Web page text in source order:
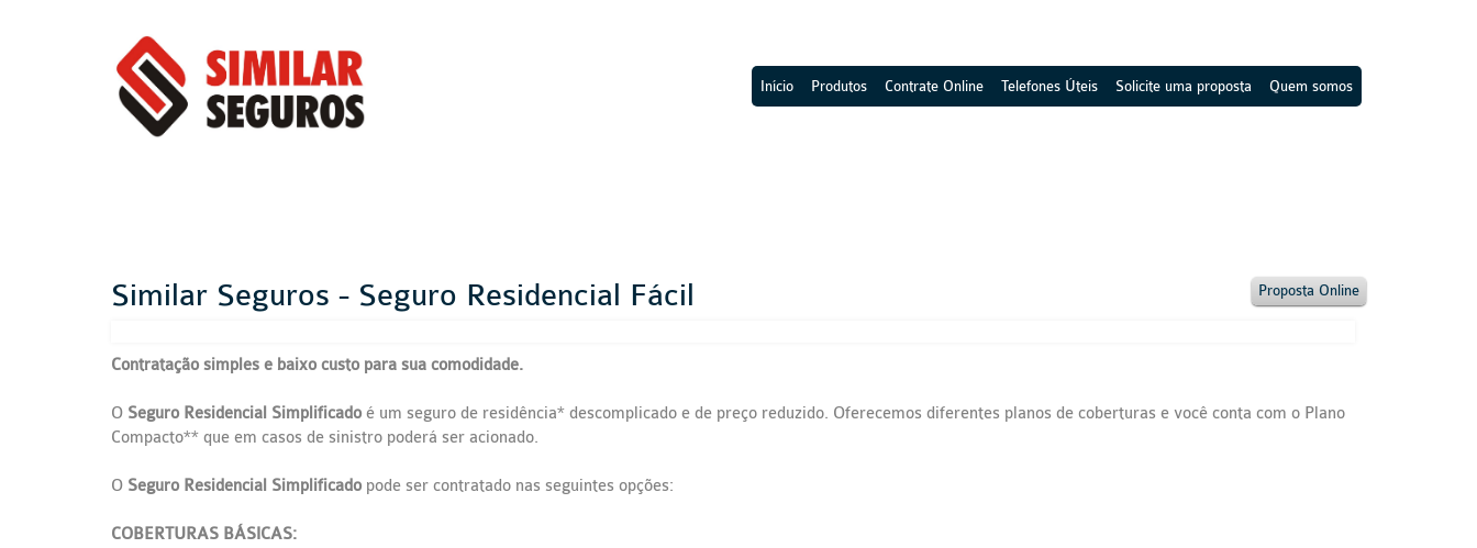
Início Produtos Contrate Online Telefones Úteis Solicite uma proposta Quem somos
Proposta Online
Similar Seguros - Seguro Residencial Fácil
Contratação simples e baixo custo para sua comodidade.
O Seguro Residencial Simplificadoé um seguro de residência* descomplicado e de preço reduzido. Oferecemos diferentes planos de coberturas e você conta com o Plano
Compacto** que em casos de sinistro poderá ser acionado.
O Seguro Residencial Simplificadopode ser contratado nas seguintes opções:
COBERTURAS BÁSICAS: